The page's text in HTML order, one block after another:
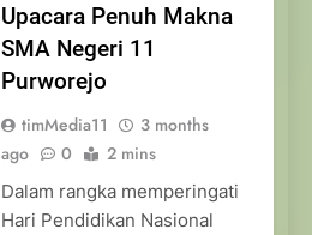
Upacara Penuh Makna
SMA Negeri 11
Purworejo
timMedia11
3 months
ago
0 2 mins
Dalam rangka memperingati
Hari Pendidikan Nasional